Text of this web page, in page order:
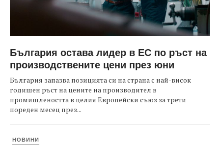
България остава лидер в ЕС по ръст на
производствените цени през юни
България запазва позицията си на страна с най-висок
годишен ръст на цените на производител в
промишлеността в целия Европейски съюз за трети
пореден месец през...
НОВИНИ